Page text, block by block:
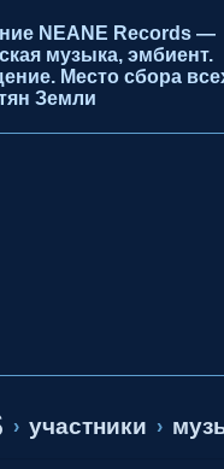
NEANE Records —
музыка, эмбиент.
Место сбора
Земли
› участники ›